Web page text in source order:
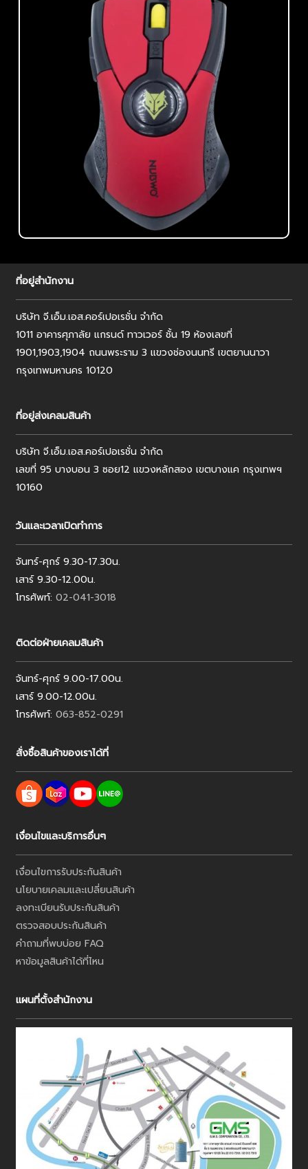
ที่อยู่สำนักงาน
บริษัท จี.เอ็ม.เอส.คอร์เปอเรชั่น จำกัด
1011 อาคารศุภาลัย แกรนด์ ทาวเวอร์ ชั้น 19 ห้องเลขที่
1901,1903,1904 ถนนพระราม 3 แขวงช่องนนทรี เขตยานนาวา
กรุงเทพมหานคร 10120
ที่อยู่ส่งเคลมสินค้า
บริษัท จี.เอ็ม.เอส.คอร์เปอเรชั่น จำกัด
เลขที่ 95 บางบอน 3 ซอย12 แขวงหลักสอง เขตบางแค กรุงเทพฯ
10160
วันและเวลาเปิดทำการ
จันทร์-ศุกร์ 9.30-17.30น.
เสาร์ 9.30-12.00น.
โทรศัพท์: 02-041-3018
ติดต่อฝ่ายเคลมสินค้า
จันทร์-ศุกร์ 9.00-17.00น.
เสาร์ 9.00-12.00น.
โทรศัพท์: 063-852-0291
สั่งซื้อสินค้าของเราได้ที่
เงื่อนไขและบริการอื่นๆ
เงื่อนไขการรับประกันสินค้า
นโยบายเคลมและเปลี่ยนสินค้า
ลงทะเบียนรับประกันสินค้า
ตรวจสอบประกันสินค้า
คำถามที่พบบ่อย FAQ
หาข้อมูลสินค้าได้ที่ไหน
แผนที่ตั้งสำนักงาน